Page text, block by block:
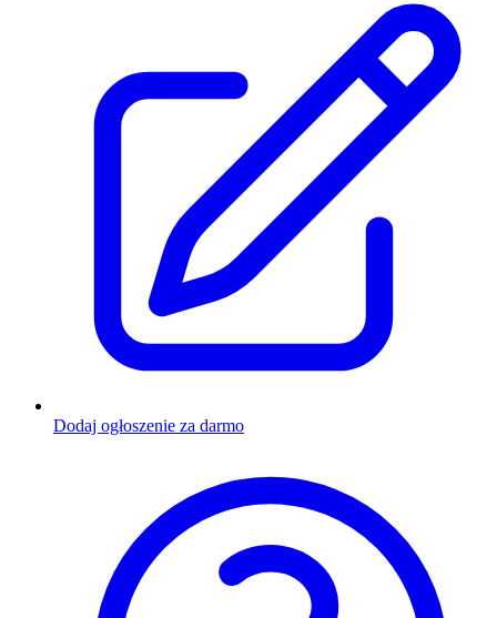
Dodaj ogłoszenie za darmo